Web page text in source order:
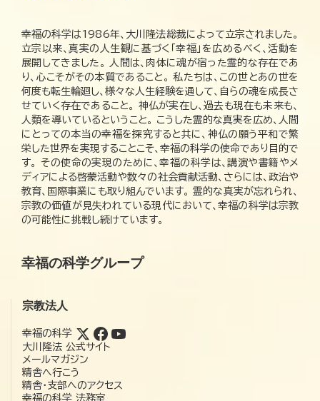
幸福の科学は1986年、大川隆法総裁によって立宗されました。
立宗以来、真実の人生観に基づく「幸福」を広めるべく、活動を
展開してきました。 人間は、肉体に魂が宿った霊的な存在であ
り、心こそがその本質であること。 私たちは、この世とあの世を
何度も転生輪廻し、様々な人生経験を通して、自らの魂を成長さ
せていく存在であること。 神仏が実在し、過去も現在も未来も、
人類を導いているということ。 こうした霊的な真実を広め、人間
にとっての本当の幸福を探究すると共に、神仏の願う平和で繁
栄した世界を実現することこそ、幸福の科学の使命であり目的で
す。 その使命の実現のために、幸福の科学は、講演や書籍やメ
ディアによる啓蒙活動や数々の社会貢献活動、さらには、政治や
教育、国際事業にも取り組んでいます。 霊的な真実が忘れられ、
宗教の価値が見失われている現代において、幸福の科学は宗教
の可能性に挑戦し続けています。
幸福の科学グループ
宗教法人
幸福の科学
大川隆法 公式サイト
メールマガジン
精舎へ行こう
精舎・支部へのアクセス
幸福の科学 法務室